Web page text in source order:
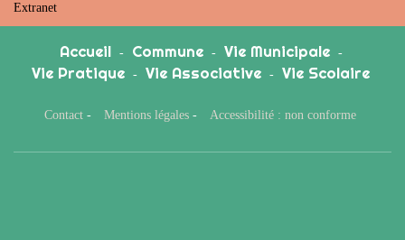
Extranet
Accueil - Commune - Vie Municipale -
Vie Pratique - Vie Associative - Vie Scolaire
Contact - Mentions légales - Accessibilité : non conforme